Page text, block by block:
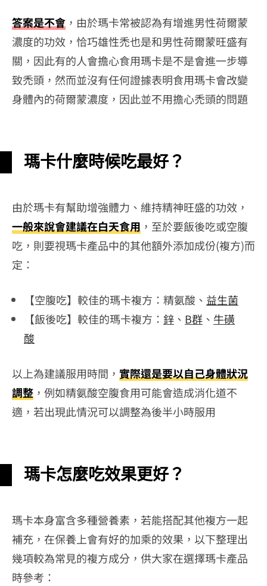
答案是不會 ，由於瑪卡常被認為有增進男性荷爾蒙
濃度的功效，恰巧雄性禿也是和男性荷爾蒙旺盛有
關，因此有的人會擔心食用瑪卡是不是會進一步導
致禿頭，然而並沒有任何證據表明食用瑪卡會改變
身體內的荷爾蒙濃度，因此並不用擔心禿頭的問題
瑪卡什麼時候吃最好？
由於瑪卡有幫助增強體力、維持精神旺盛的功效，
一般來說會建議在白天食用 ，至於要飯後吃或空腹
吃，則要視瑪卡產品中的其他額外添加成份(複方)而
定：
【空腹吃】較佳的瑪卡複方：精氨酸、 益生菌
【飯後吃】較佳的瑪卡複方： 鋅 、 B群 、 牛磺
酸
以上為建議服用時間， 實際還是要以自己身體狀況
調整 ，例如精氨酸空腹食用可能會造成消化道不
適，若出現此情況可以調整為後半小時服用
瑪卡怎麼吃效果更好？
瑪卡本身富含多種營養素，若能搭配其他複方一起
補充，在保養上會有好的加乘的效果，以下整理出
幾項較為常見的複方成分，供大家在選擇瑪卡產品
時參考：